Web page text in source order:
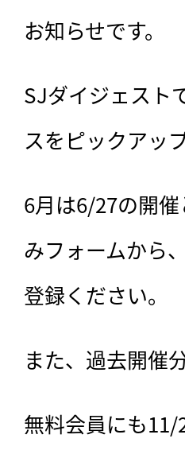
お知らせです。
SJダイジェスト
スをピックアッ
6月は6/27の開
みフォームから
登録ください。
また、過去開催
無料会員にも11/